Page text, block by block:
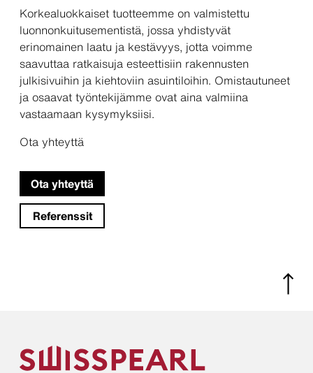
Korkealuokkaiset tuotteemme on valmistettu
luonnonkuitusementistä, jossa yhdistyvät
erinomainen laatu ja kestävyys, jotta voimme
saavuttaa ratkaisuja esteettisiin rakennusten
julkisivuihin ja kiehtoviin asuintiloihin. Omistautuneet
ja osaavat työntekijämme ovat aina valmiina
vastaamaan kysymyksiisi.
Ota yhteyttä
Ota yhteyttä
Referenssit